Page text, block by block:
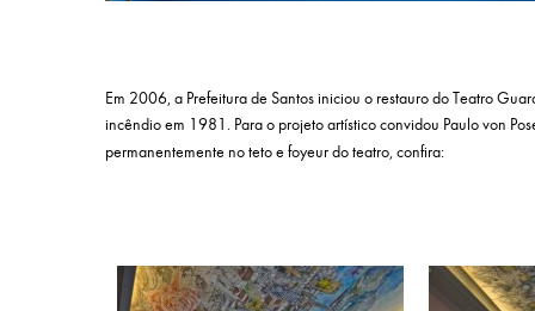
Em 2006, a Prefeitura de Santos iniciou o restauro do Teatro
incêndio em 1981. Para o projeto artístico convidou Paulo von
permanentemente no teto e foyeur do teatro, confira: